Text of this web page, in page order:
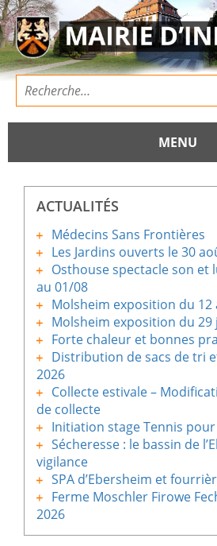
MENU
ACTUALITÉS
Médecins Sans Frontières
Les Jardins ouverts le 30
Osthouse spectacle son et
au 01/08
Molsheim exposition du 12
Molsheim exposition du 29
Forte chaleur et bonnes
Distribution de sacs de tri
2026
Collecte estivale –
de collecte
Initiation stage Tennis
Sécheresse : le bassin de
vigilance
SPA d’Ebersheim et
Ferme Moschler Firowe
2026